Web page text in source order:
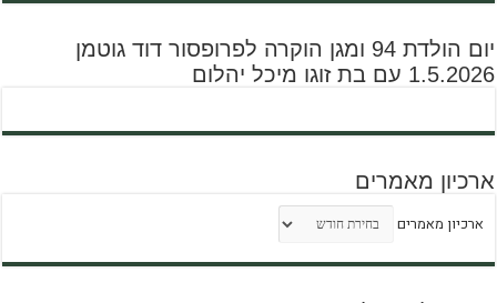
יום הולדת 94 ומגן הוקרה לפרופסור דוד גוטמן
1.5.2026 עם בת זוגו מיכל יהלום
ארכיון מאמרים
ארכיון מאמרים